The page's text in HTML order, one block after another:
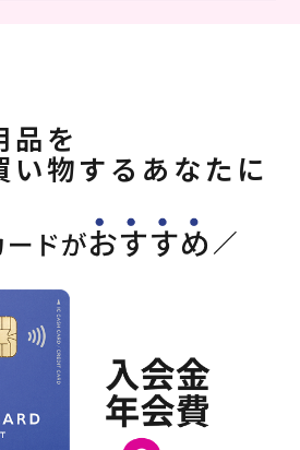
品を
い物するあなたに